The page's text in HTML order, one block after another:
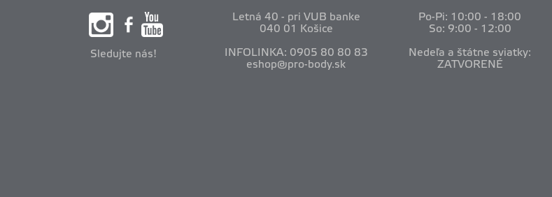
Sledujte nás!
Letná 40 - pri VUB banke
040 01 Košice
INFOLINKA: 0905 80 80 83
eshop@pro-body.sk
Po-Pi: 10:00 - 18:00
So: 9:00 - 12:00
Nedeľa a štátne sviatky:
ZATVORENÉ